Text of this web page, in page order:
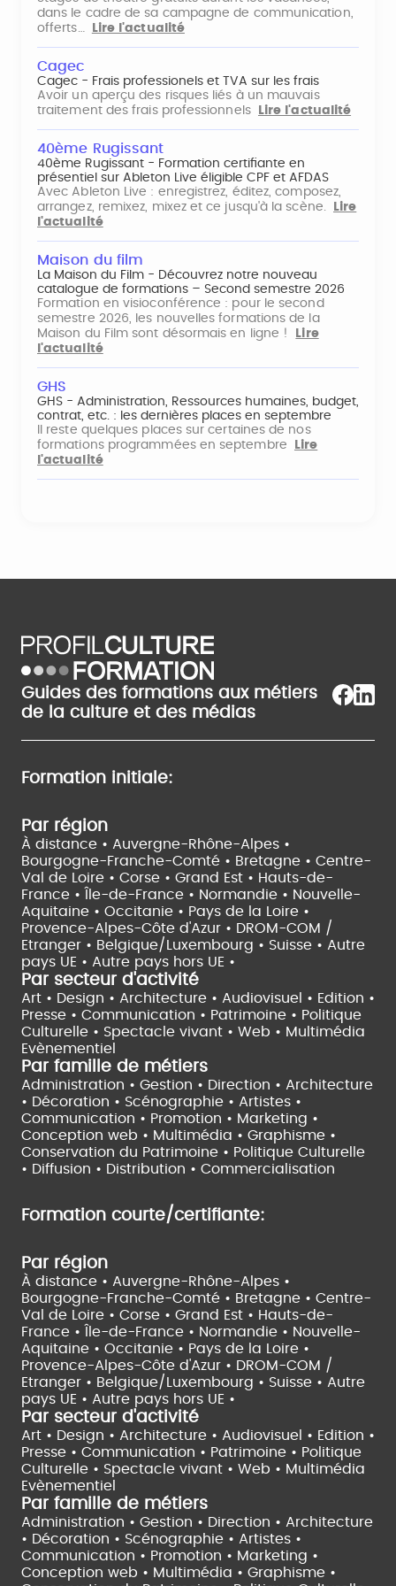
dans le cadre de sa campagne de communication,
offerts…
Lire l'actualité
Cagec
Cagec - Frais professionels et TVA sur les frais
Avoir un aperçu des risques liés à un mauvais
traitement des frais professionnels
Lire l'actualité
40ème Rugissant
40ème Rugissant - Formation certifiante en
présentiel sur Ableton Live éligible CPF et AFDAS
Avec Ableton Live : enregistrez, éditez, composez,
arrangez, remixez, mixez et ce jusqu'à la scène.
Lire
l'actualité
Maison du film
La Maison du Film - Découvrez notre nouveau
catalogue de formations – Second semestre 2026
Formation en visioconférence : pour le second
semestre 2026, les nouvelles formations de la
Maison du Film sont désormais en ligne !
Lire
l'actualité
GHS
GHS - Administration, Ressources humaines, budget,
contrat, etc. : les dernières places en septembre
Il reste quelques places sur certaines de nos
formations programmées en septembre
Lire
l'actualité
Guides des formations aux métiers
de la culture et des médias
Formation initiale:
Par région
À distance • Auvergne-Rhône-Alpes •
Bourgogne-Franche-Comté • Bretagne • Centre-
Val de Loire • Corse • Grand Est • Hauts-de-
France •
Île-de-France • Normandie • Nouvelle-
Aquitaine • Occitanie • Pays de la Loire •
Provence-Alpes-Côte d'Azur • DROM-COM /
Etranger • Belgique/Luxembourg • Suisse • Autre
pays UE • Autre pays hors UE •
Par secteur d'activité
Art • Design • Architecture • Audiovisuel • Edition •
Presse • Communication • Patrimoine • Politique
Culturelle • Spectacle vivant • Web • Multimédia
Evènementiel
Par famille de métiers
Administration • Gestion • Direction • Architecture
• Décoration • Scénographie • Artistes •
Communication • Promotion • Marketing •
Conception web • Multimédia • Graphisme •
Conservation du Patrimoine • Politique Culturelle
• Diffusion • Distribution • Commercialisation
Formation courte/certifiante:
Par région
À distance • Auvergne-Rhône-Alpes •
Bourgogne-Franche-Comté • Bretagne • Centre-
Val de Loire • Corse • Grand Est • Hauts-de-
France •
Île-de-France • Normandie • Nouvelle-
Aquitaine • Occitanie • Pays de la Loire •
Provence-Alpes-Côte d'Azur • DROM-COM /
Etranger • Belgique/Luxembourg • Suisse • Autre
pays UE • Autre pays hors UE •
Par secteur d'activité
Art • Design • Architecture • Audiovisuel • Edition •
Presse • Communication • Patrimoine • Politique
Culturelle • Spectacle vivant • Web • Multimédia
Evènementiel
Par famille de métiers
Administration • Gestion • Direction • Architecture
• Décoration • Scénographie • Artistes •
Communication • Promotion • Marketing •
Conception web • Multimédia • Graphisme •